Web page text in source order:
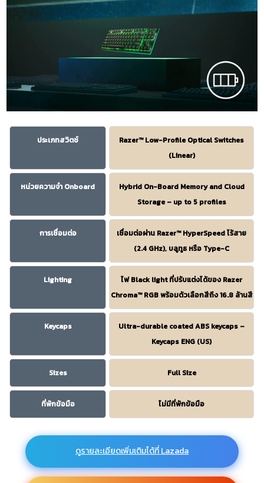
ประเภทสวิตช์
Razer™ Low-Profile Optical Switches
(Linear)
หน่วยความจำ Onboard
Hybrid On-Board Memory and Cloud
Storage – up to 5 profiles
การเชื่อมต่อ
เชื่อมต่อผ่าน Razer™ HyperSpeed ไร้สาย
(2.4 GHz), บลูทูธ หรือ Type-C
Lighting
ไฟ Black light ที่ปรับแต่งได้ของ Razer
Chroma™ RGB พร้อมตัวเลือกสีถึง 16.8 ล้านสี
Keycaps
Ultra-durable coated ABS keycaps –
Keycaps ENG (US)
Sizes Full Size
ที่พักข้อมือ ไม่มีที่พักข้อมือ
ดูรายละเอียดเพิ่มเติมได้ที่ Lazada